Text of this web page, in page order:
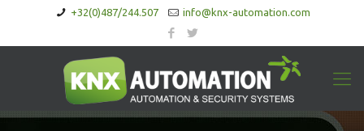
+32(0)487/244.507 info@knx-automation.com